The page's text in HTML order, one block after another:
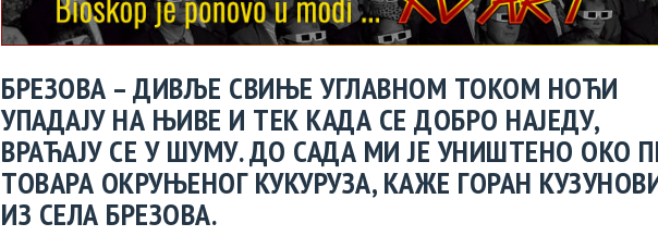
БРЕЗОВА – ДИВЉЕ СВИЊЕ УГЛАВНОМ ТОКОМ НОЋИ
УПАДАЈУ НА ЊИВЕ И ТЕК КАДА СЕ ДОБРО НАЈЕДУ,
ВРАЋАЈУ СЕ У ШУМУ. ДО САДА МИ ЈЕ УНИШТЕНО ОКО
ТОВАРА ОКРУЊЕНОГ КУКУРУЗА, КАЖЕ ГОРАН
ИЗ СЕЛА БРЕЗОВА.